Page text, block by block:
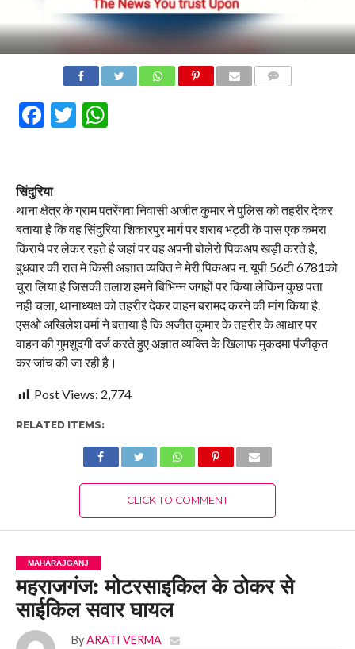
Facebook
Twitter
WhatsApp
सिंदुरिया
थाना क्षेत्र के ग्राम पतरेंगवा निवासी अजीत कुमार ने पुलिस को तहरीर देकर
बताया है कि वह सिंदुरिया शिकारपुर मार्ग पर शराब भट्ठी के पास एक कमरा
किराये पर लेकर रहते है जहां पर वह अपनी बोलेरो पिकअप खड़ी करते है,
बुधवार की रात मे किसी अज्ञात व्यक्ति ने मेरी पिकअप न. यूपी 56टी 6781को
चुरा लिया है जिसकी तलाश हमने बिभिन्न जगहों पर किया लेकिन कुछ पता
नही चला, थानाध्यक्ष को तहरीर देकर वाहन बरामद करने की मांग किया है.
एसओ अखिलेश वर्मा ने बताया है कि अजीत कुमार के तहरीर के आधार पर
वाहन की गुमशुदगी दर्ज करते हुए अज्ञात व्यक्ति के खिलाफ मुकदमा पंजीकृत
कर जांच की जा रही है।
Post Views: 2,774
RELATED ITEMS:
CLICK TO COMMENT
MAHARAJGANJ
महराजगंज: मोटरसाइकिल के ठोकर से
साईकिल सवार घायल
By ARATI VERMA